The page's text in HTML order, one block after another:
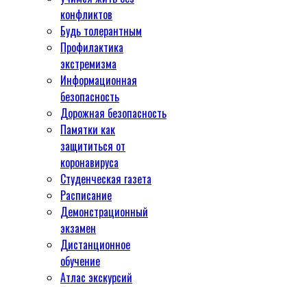
конфликтов
Будь толерантным
Профилактика
экстремизма
Информационная
безопасность
Дорожная безопасность
Памятки как
защититься от
коронавируса
Студенческая газета
Расписание
Демонстрационный
экзамен
Дистанционное
обучение
Атлас экскурсий